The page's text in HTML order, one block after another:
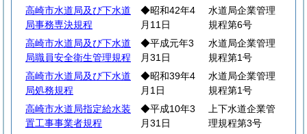
高崎市水道局及び下水道
局事務専決規程
◆昭和42年4
月11日
水道局企業管理
規程第6号
高崎市水道局及び下水道
局職員安全衛生管理規程
◆平成元年3
月31日
水道局企業管理
規程第1号
高崎市水道局及び下水道
局処務規程
◆昭和39年4
月1日
水道局企業管理
規程第1号
高崎市水道局指定給水装
置工事事業者規程
◆平成10年3
月31日
上下水道企業管
理規程第3号